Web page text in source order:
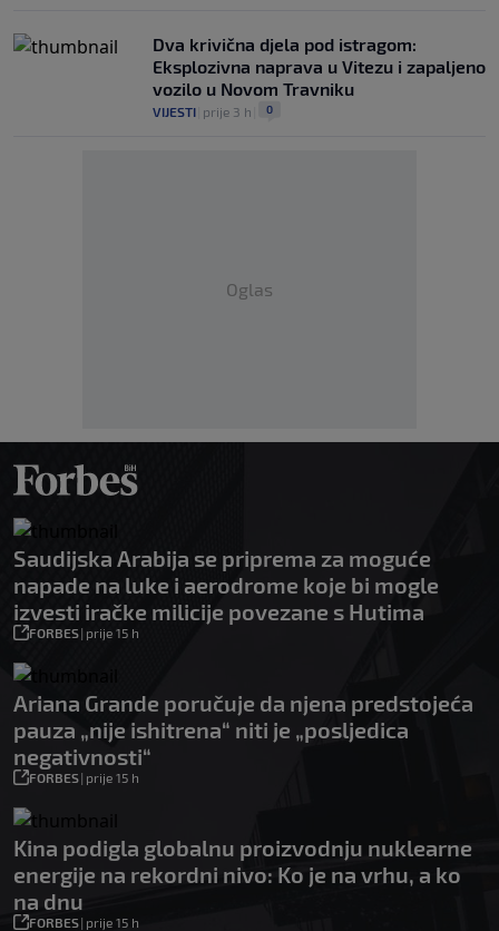
Dva krivična djela pod istragom:
Eksplozivna naprava u Vitezu i zapaljeno
vozilo u Novom Travniku
VIJESTI prije 3 h 0
Oglas
Saudijska Arabija se priprema za moguće
napade na luke i aerodrome koje bi mogle
izvesti iračke milicije povezane s Hutima
FORBES| prije 15 h
Ariana Grande poručuje da njena predstojeća
pauza „nije ishitrena“ niti je „posljedica
negativnosti“
FORBES| prije 15 h
Kina podigla globalnu proizvodnju nuklearne
energije na rekordni nivo: Ko je na vrhu, a ko
na dnu
FORBES| prije 15 h